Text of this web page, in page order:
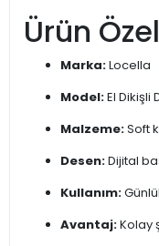
Ürün
Marka:Locella
Model:El Dikişli
Malzeme:Soft
Desen:Dijital
Kullanım:
Avantaj:Kolay